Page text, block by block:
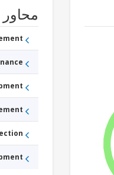
محاور